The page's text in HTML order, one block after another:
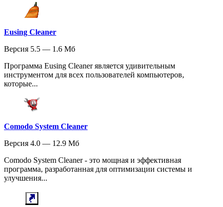
Eusing Cleaner
Версия 5.5 — 1.6 Мб
Программа Eusing Cleaner является удивительным
инструментом для всех пользователей компьютеров,
которые...
Comodo System Cleaner
Версия 4.0 — 12.9 Мб
Comodo System Cleaner - это мощная и эффективная
программа, разработанная для оптимизации системы и
улучшения...